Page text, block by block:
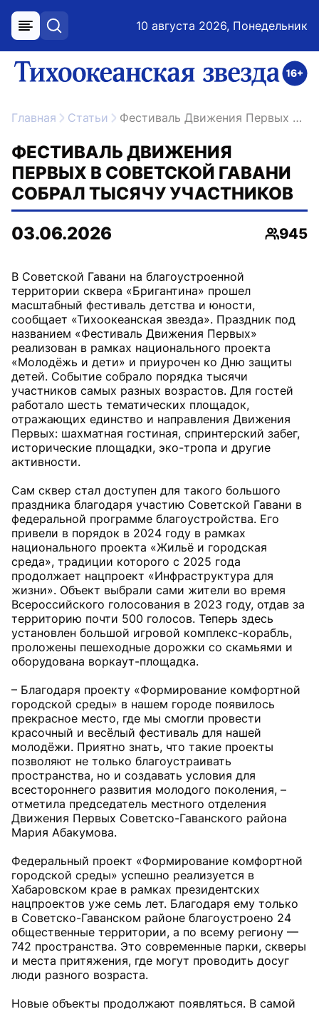
меню поиск 10 августа 2026, Понедельник
ссылка на главную
Главная Статьи Фестиваль Движения Первых в Советской Гавани собрал тысячу участников
ФЕСТИВАЛЬ ДВИЖЕНИЯ
ПЕРВЫХ В СОВЕТСКОЙ ГАВАНИ
СОБРАЛ ТЫСЯЧУ УЧАСТНИКОВ
03.06.2026
945
В Советской Гавани на благоустроенной
территории сквера «Бригантина» прошел
масштабный фестиваль детства и юности,
сообщает «Тихоокеанская звезда». Праздник под
названием «Фестиваль Движения Первых»
реализован в рамках национального проекта
«Молодёжь и дети» и приурочен ко Дню защиты
детей. Событие собрало порядка тысячи
участников самых разных возрастов. Для гостей
работало шесть тематических площадок,
отражающих единство и направления Движения
Первых: шахматная гостиная, спринтерский забег,
исторические площадки, эко-тропа и другие
активности.
Сам сквер стал доступен для такого большого
праздника благодаря участию Советской Гавани в
федеральной программе благоустройства. Его
привели в порядок в 2024 году в рамках
национального проекта «Жильё и городская
среда», традиции которого с 2025 года
продолжает нацпроект «Инфраструктура для
жизни». Объект выбрали сами жители во время
Всероссийского голосования в 2023 году, отдав за
территорию почти 500 голосов. Теперь здесь
установлен большой игровой комплекс-корабль,
проложены пешеходные дорожки со скамьями и
оборудована воркаут-площадка.
– Благодаря проекту «Формирование комфортной
городской среды» в нашем городе появилось
прекрасное место, где мы смогли провести
красочный и весёлый фестиваль для нашей
молодёжи. Приятно знать, что такие проекты
позволяют не только благоустраивать
пространства, но и создавать условия для
всестороннего развития молодого поколения, –
отметила председатель местного отделения
Движения Первых Советско-Гаванского района
Мария Абакумова.
Федеральный проект «Формирование комфортной
городской среды» успешно реализуется в
Хабаровском крае в рамках президентских
нацпроектов уже семь лет. Благодаря ему только
в Советско-Гаванском районе благоустроено 24
общественные территории, а по всему региону —
742 пространства. Это современные парки, скверы
и места притяжения, где могут проводить досуг
люди разного возраста.
Новые объекты продолжают появляться. В самой